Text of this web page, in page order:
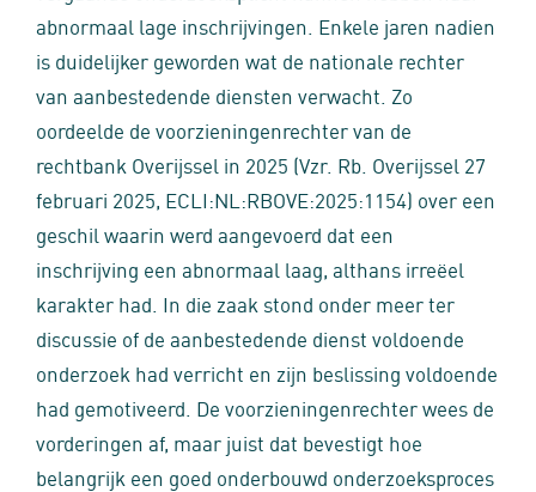
abnormaal lage inschrijvingen. Enkele jaren nadien
is duidelijker geworden wat de nationale rechter
van aanbestedende diensten verwacht. Zo
oordeelde de voorzieningenrechter van de
rechtbank Overijssel in 2025 (Vzr. Rb. Overijssel 27
februari 2025, ECLI:NL:RBOVE:2025:1154) over een
geschil waarin werd aangevoerd dat een
inschrijving een abnormaal laag, althans irreëel
karakter had. In die zaak stond onder meer ter
discussie of de aanbestedende dienst voldoende
onderzoek had verricht en zijn beslissing voldoende
had gemotiveerd. De voorzieningenrechter wees de
vorderingen af, maar juist dat bevestigt hoe
belangrijk een goed onderbouwd onderzoeksproces